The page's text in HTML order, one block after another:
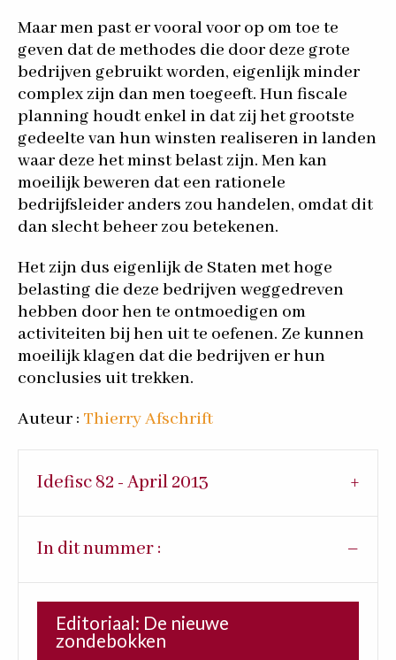
Maar men past er vooral voor op om toe te
geven dat de methodes die door deze grote
bedrijven gebruikt worden, eigenlijk minder
complex zijn dan men toegeeft. Hun fiscale
planning houdt enkel in dat zij het grootste
gedeelte van hun winsten realiseren in landen
waar deze het minst belast zijn. Men kan
moeilijk beweren dat een rationele
bedrijfsleider anders zou handelen, omdat dit
dan slecht beheer zou betekenen.
Het zijn dus eigenlijk de Staten met hoge
belasting die deze bedrijven weggedreven
hebben door hen te ontmoedigen om
activiteiten bij hen uit te oefenen. Ze kunnen
moeilijk klagen dat die bedrijven er hun
conclusies uit trekken.
Auteur : Thierry Afschrift
Idefisc 82 - April 2013
In dit nummer :
Editoriaal: De nieuwe
zondebokken